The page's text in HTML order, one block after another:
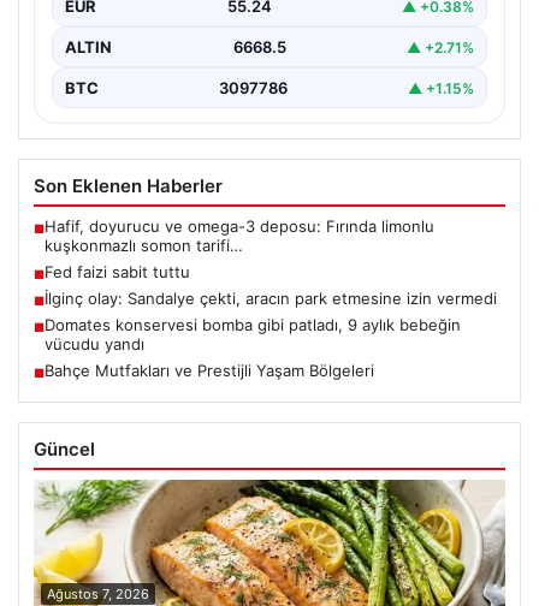
EUR 55.24 ▲ +0.38%
ALTIN 6668.5 ▲ +2.71%
BTC 3097786 ▲ +1.15%
Son Eklenen Haberler
■Hafif, doyurucu ve omega-3 deposu: Fırında limonlu
kuşkonmazlı somon tarifi…
■Fed faizi sabit tuttu
■İlginç olay: Sandalye çekti, aracın park etmesine izin vermedi
■Domates konservesi bomba gibi patladı, 9 aylık bebeğin
vücudu yandı
■Bahçe Mutfakları ve Prestijli Yaşam Bölgeleri
Güncel
Ağustos 7, 2026